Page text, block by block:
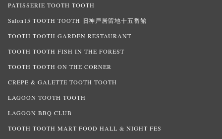
PATISSERIE TOOTH TOOTH
Salon15 TOOTH TOOTH 旧神戸居留地十五番館
TOOTH TOOTH GARDEN RESTAURANT
TOOTH TOOTH FISH IN THE FOREST
TOOTH TOOTH ON THE CORNER
CREPE & GALETTE TOOTH TOOTH
LAGOON TOOTH TOOTH
LAGOON BBQ CLUB
TOOTH TOOTH MART FOOD HALL & NIGHT FES